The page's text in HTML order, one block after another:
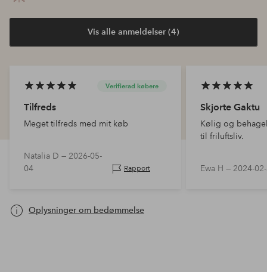
Vis alle anmeldelser (4)
Verifierad købere
Tilfreds
Meget tilfreds med mit køb
Natalia D — 2026-05-
04
Rapport
Skjorte Gaktu
Kølig og
til friluftsliv.
Ewa H — 2024-
Oplysninger om bedømmelse